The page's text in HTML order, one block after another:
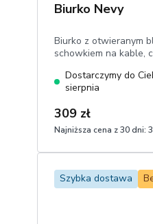
Biurko Nevy
Biurko z otwieranym
schowkiem na kable,
Dostarczymy do
sierpnia
309 zł
Najniższa cena z 30 dni:
1
Szybka dostawa